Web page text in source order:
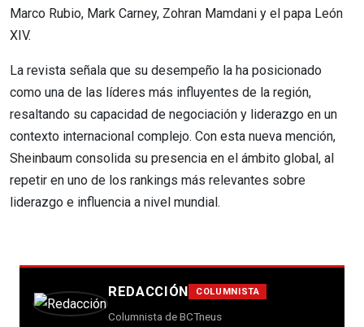
Marco Rubio, Mark Carney, Zohran Mamdani y el papa León
XIV.
La revista señala que su desempeño la ha posicionado
como una de las líderes más influyentes de la región,
resaltando su capacidad de negociación y liderazgo en un
contexto internacional complejo. Con esta nueva mención,
Sheinbaum consolida su presencia en el ámbito global, al
repetir en uno de los rankings más relevantes sobre
liderazgo e influencia a nivel mundial.
REDACCIÓN COLUMNISTA
Columnista de BCTneus